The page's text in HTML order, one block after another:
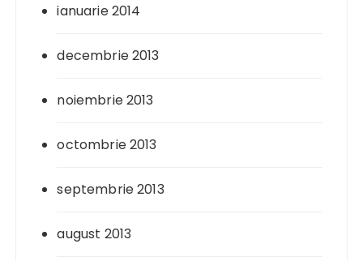
ianuarie 2014
decembrie 2013
noiembrie 2013
octombrie 2013
septembrie 2013
august 2013